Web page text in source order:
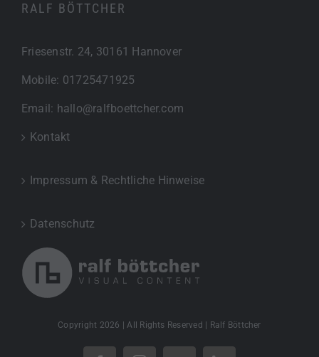
RALF BÖTTCHER
Friesenstr. 24, 30161 Hannover
Mobile: 01725471925
Email: hallo@ralfboettcher.com
Kontakt
Impressum & Rechtliche Hinweise
Datenschutz
Copyright 2026 | All Rights Reserved | Ralf Böttcher